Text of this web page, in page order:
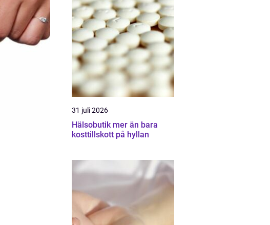
31 juli 2026
Hälsobutik mer än bara
kosttillskott på hyllan